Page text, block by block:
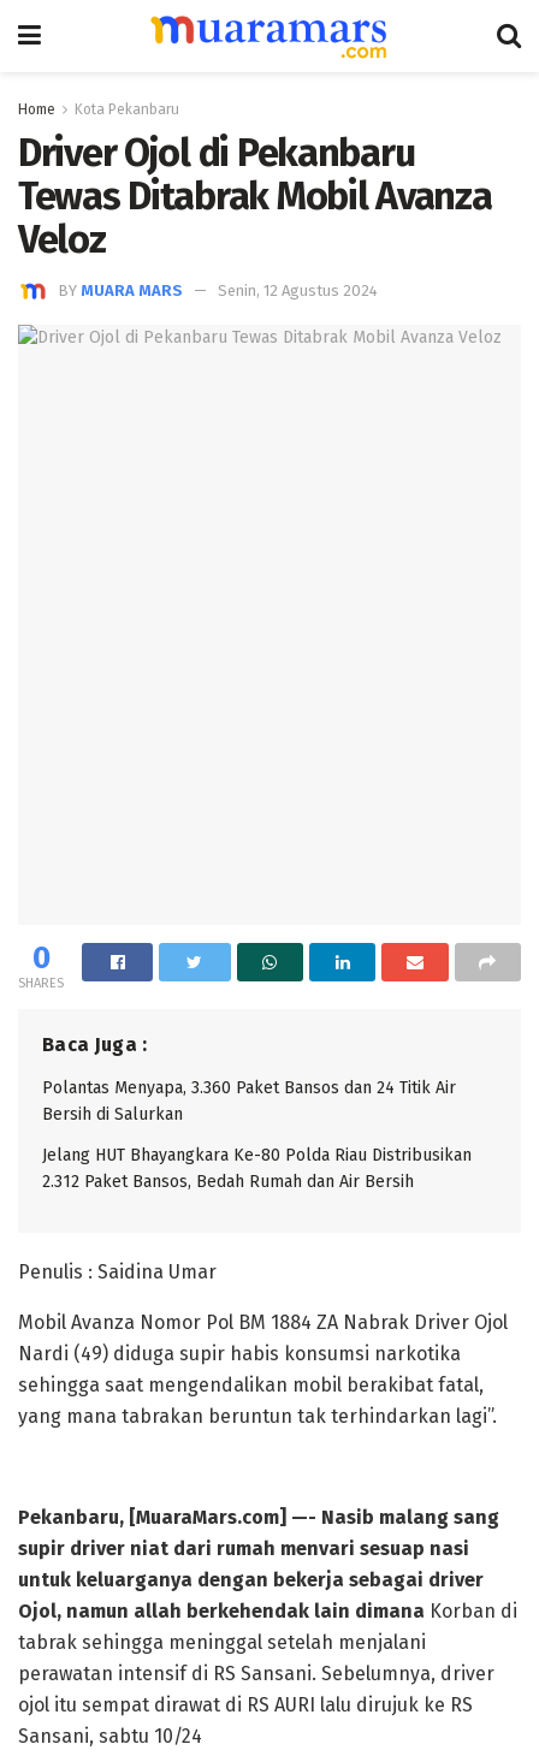
Home Kota Pekanbaru
Driver Ojol di Pekanbaru
Tewas Ditabrak Mobil Avanza
Veloz
BY MUARA MARS Senin, 12 Agustus 2024
0
SHARES
Baca Juga :
Polantas Menyapa, 3.360 Paket Bansos dan 24 Titik Air
Bersih di Salurkan
Jelang HUT Bhayangkara Ke-80 Polda Riau Distribusikan
2.312 Paket Bansos, Bedah Rumah dan Air Bersih
Penulis : Saidina Umar
Mobil Avanza Nomor Pol BM 1884 ZA Nabrak Driver Ojol
Nardi (49) diduga supir habis konsumsi narkotika
sehingga saat mengendalikan mobil berakibat fatal,
yang mana tabrakan beruntun tak terhindarkan lagi”.
Pekanbaru, [MuaraMars.com] —- Nasib malang sang
supir driver niat dari rumah menvari sesuap nasi
untuk keluarganya dengan bekerja sebagai driver
Ojol, namun allah berkehendak lain dimana Korban di
tabrak sehingga meninggal setelah menjalani
perawatan intensif di RS Sansani. Sebelumnya, driver
ojol itu sempat dirawat di RS AURI lalu dirujuk ke RS
Sansani, sabtu 10/24